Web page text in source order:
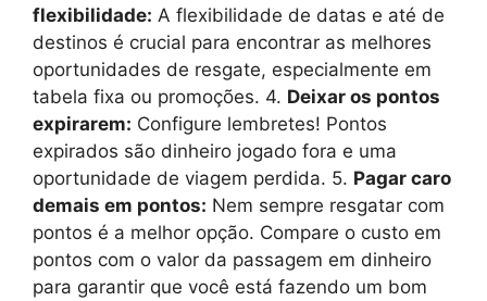
flexibilidade: A flexibilidade de datas e até de
destinos é crucial para encontrar as melhores
oportunidades de resgate, especialmente em
tabela fixa ou promoções. 4. Deixar os pontos
expirarem: Configure lembretes! Pontos
expirados são dinheiro jogado fora e uma
oportunidade de viagem perdida. 5. Pagar caro
demais em pontos: Nem sempre resgatar com
pontos é a melhor opção. Compare o custo em
pontos com o valor da passagem em dinheiro
para garantir que você está fazendo um bom